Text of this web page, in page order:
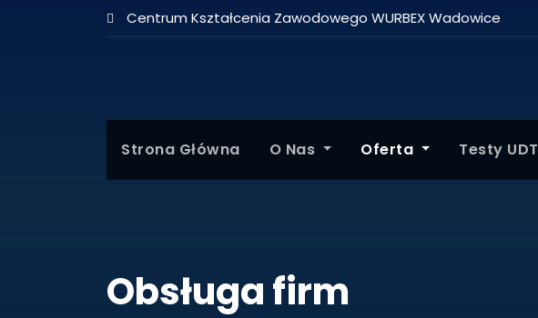
Centrum Kształcenia Zawodowego WURBEX Wadowice
Strona Główna O Nas Oferta Testy UDT
Obsługa firm